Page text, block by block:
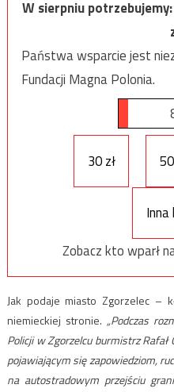
W sierpniu potrzebujemy:
Państwa wsparcie jest
Fundacji Magna Polonia.
30 zł
Zobacz kto wparł
Jak podaje miasto Zgorzelec –
niemieckiej stronie. „Podczas
Policji w Zgorzelcu burmistrz
pojawiającym się zapowiedziom,
na autostradowym przejściu